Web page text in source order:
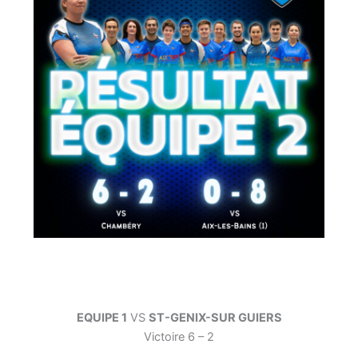
EQUIPE 1 VS ST-GENIX-SUR GUIERS
Victoire 6 – 2